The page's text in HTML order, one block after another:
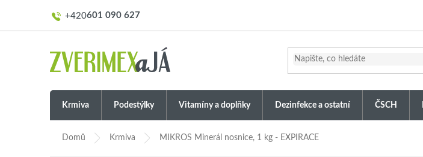
601 090 627
Krmiva Podestýlky Vitamíny a doplňky Dezinfekce a ostatní ČSCH
Domů Krmiva MIKROS Minerál nosnice, 1 kg - EXPIRACE